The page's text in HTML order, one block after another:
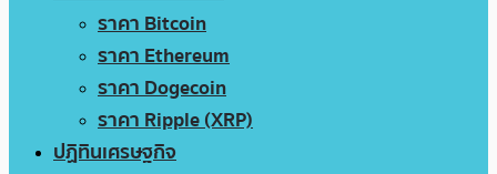
ราคา Bitcoin
ราคา Ethereum
ราคา Dogecoin
ราคา Ripple (XRP)
ปฏิทินเศรษฐกิจ